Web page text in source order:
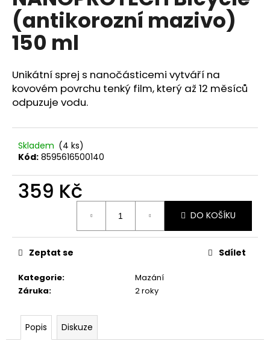
0,0
z
5
hvězdiček.
(antikorozní mazivo)
150 ml
Unikátní sprej s nanočásticemi vytváří na
kovovém povrchu tenký film, který až 12 měsíců
odpuzuje vodu.
Skladem (4 ks)
Kód: 8595616500140
359 Kč
DO KOŠÍKU
Kategorie:
Mazání
Záruka: 2 roky
Zeptat se Sdílet
Popis Diskuze
a
j
í
?
D
u
č
u
e